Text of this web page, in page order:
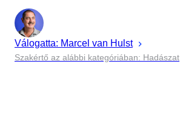
Válogatta: Marcel van Hulst
Szakértő az alábbi kategóriában: Hadászat